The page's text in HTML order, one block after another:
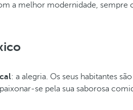
a melhor modernidade, sempre
: a alegria. Os seus habitantes
se pela sua saborosa